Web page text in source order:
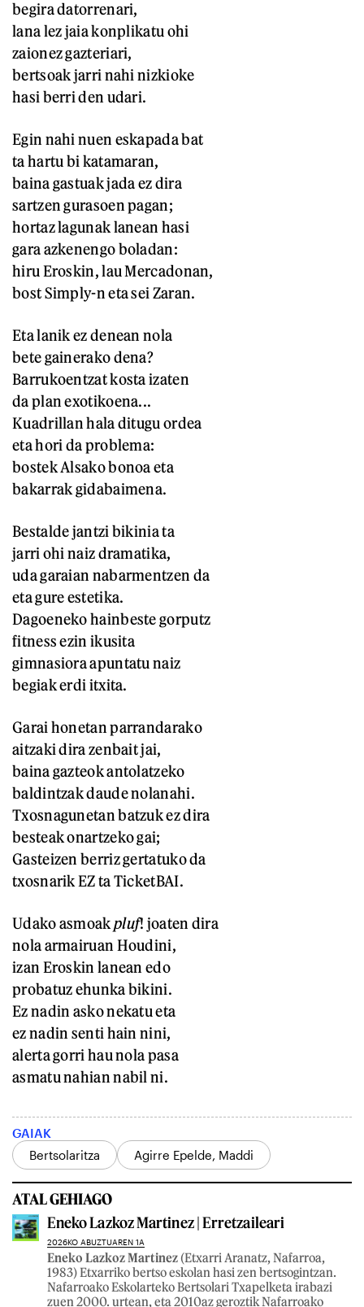
begira datorrenari,
lana lez jaia konplikatu ohi
zaionez gazteriari,
bertsoak jarri nahi nizkioke
hasi berri den udari.
Egin nahi nuen eskapada bat
ta hartu bi katamaran,
baina gastuak jada ez dira
sartzen gurasoen pagan;
hortaz lagunak lanean hasi
gara azkenengo boladan:
hiru Eroskin, lau Mercadonan,
bost Simply-n eta sei Zaran.
Eta lanik ez denean nola
bete gainerako dena?
Barrukoentzat kosta izaten
da plan exotikoena...
Kuadrillan hala ditugu ordea
eta hori da problema:
bostek Alsako bonoa eta
bakarrak gidabaimena.
Bestalde jantzi bikinia ta
jarri ohi naiz dramatika,
uda garaian nabarmentzen da
eta gure estetika.
Dagoeneko hainbeste gorputz
fitness ezin ikusita
gimnasiora apuntatu naiz
begiak erdi itxita.
Garai honetan parrandarako
aitzaki dira zenbait jai,
baina gazteok antolatzeko
baldintzak daude nolanahi.
Txosnagunetan batzuk ez dira
besteak onartzeko gai;
Gasteizen berriz gertatuko da
txosnarik EZ ta TicketBAI.
Udako asmoakpluf! joaten dira
nola armairuan Houdini,
izan Eroskin lanean edo
probatuz ehunka bikini.
Ez nadin asko nekatu eta
ez nadin senti hain nini,
alerta gorri hau nola pasa
asmatu nahian nabil ni.
GAIAK
Bertsolaritza
Agirre Epelde, Maddi
ATAL GEHIAGO
Eneko Lazkoz Martinez | Erretzaileari
2026KO ABUZTUAREN 1A
Eneko Lazkoz Martinez(Etxarri Aranatz, Nafarroa,
1983) Etxarriko bertso eskolan hasi zen bertsogintzan.
Nafarroako Eskolarteko Bertsolari Txapelketa irabazi
zuen 2000. urtean, eta 2010az geroztik Nafarroako